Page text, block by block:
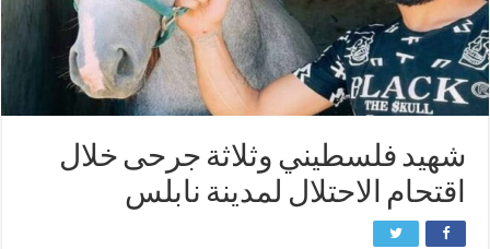
شهيد فلسطيني وثلاثة جرحى خلال
اقتحام الاحتلال لمدينة نابلس